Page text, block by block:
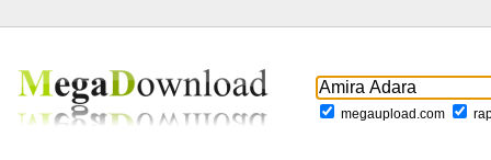
megaupload.com